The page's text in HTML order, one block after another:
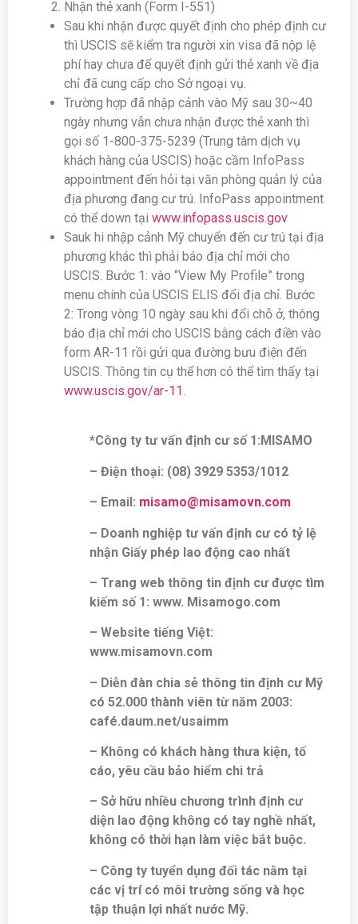
Nhận thẻ xanh (Form I-551)
Sau khi nhận được quyết định cho phép định cư
thì USCIS sẽ kiểm tra người xin visa đã nộp lệ
phí hay chưa để quyết định gửi thẻ xanh về địa
chỉ đã cung cấp cho Sở ngoại vụ.
Trường hợp đã nhập cảnh vào Mỹ sau 30~40
ngày nhưng vẫn chưa nhận được thẻ xanh thì
gọi số 1-800-375-5239 (Trung tâm dịch vụ
khách hàng của USCIS) hoặc cầm InfoPass
appointment đến hỏi tại văn phòng quản lý của
địa phương đang cư trú. InfoPass appointment
có thể down tại www.infopass.uscis.gov
Sauk hi nhập cảnh Mỹ chuyển đến cư trú tại địa
phương khác thì phải báo địa chỉ mới cho
USCIS. Bước 1: vào “View My Profile” trong
menu chính của USCIS ELIS đổi địa chỉ. Bước
2: Trong vòng 10 ngày sau khi đổi chỗ ở, thông
báo địa chỉ mới cho USCIS bằng cách điền vào
form AR-11 rồi gửi qua đường bưu điện đến
USCIS. Thông tin cụ thể hơn có thể tìm thấy tại
www.uscis.gov/ar-11.
*Công ty tư vấn định cư số 1:MISAMO
– Điện thoại: (08) 3929 5353/1012
– Email: misamo@misamovn.com
– Doanh nghiệp tư vấn định cư có tỷ lệ
nhận Giấy phép lao động cao nhất
– Trang web thông tin định cư được tìm
kiếm số 1: www. Misamogo.com
– Website tiếng Việt:
www.misamovn.com
– Diễn đàn chia sẻ thông tin định cư Mỹ
có 52.000 thành viên từ năm 2003:
café.daum.net/usaimm
– Không có khách hàng thưa kiện, tố
cáo, yêu cầu bảo hiểm chi trả
– Sở hữu nhiều chương trình định cư
diện lao động không có tay nghề nhất,
không có thời hạn làm việc bắt buộc.
– Công ty tuyển dụng đối tác nằm tại
các vị trí có môi trường sống và học
tập thuận lợi nhất nước Mỹ.